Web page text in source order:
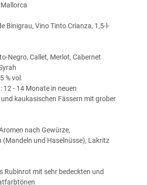
Mallorca
Binigrau, Vino Tinto Crianza, 1,5-l-
Negro, Callet, Merlot, Cabernet
% vol.
12 - 14 Monate in neuen
kaukasischen Fässern mit grober
nach Gewürze,
(Mandeln und Haselnüsse), Lakritz
Rubinrot mit sehr bedeckten und